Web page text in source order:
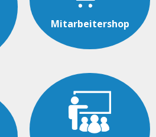
Mitarbeitershop